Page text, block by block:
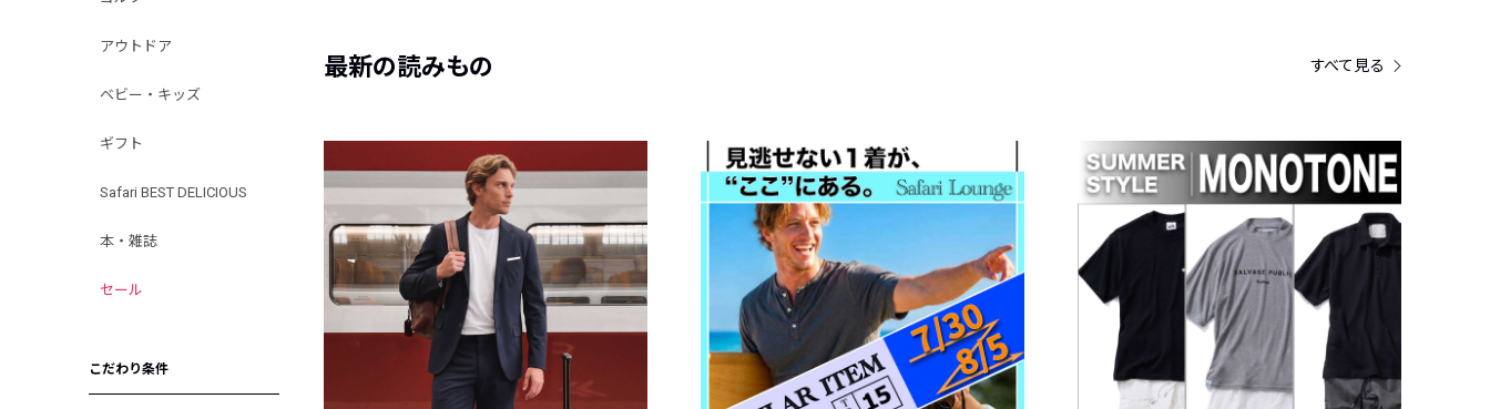
アウトドア
ベビー・キッズ
ギフト
Safari BEST DELICIOUS
本・雑誌
セール
こだわり条件
最新の読みもの すべて見る